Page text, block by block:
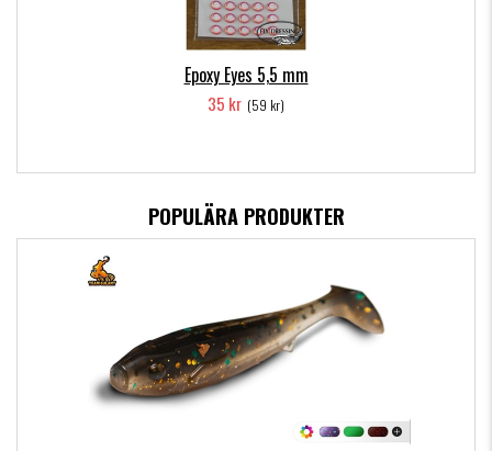
Epoxy Eyes 5,5 mm
35 kr (59 kr)
POPULÄRA PRODUKTER